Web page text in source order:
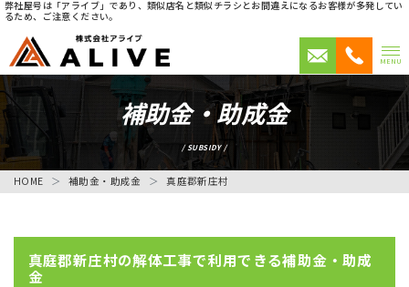
弊社屋号は「アライブ」であり、類似店名と類似チラシとお間違えになるお客様が多発してい
るため、ご注意ください。
MENU
補助金・助成金
/ SUBSIDY /
HOME 補助金・助成金 真庭郡新庄村
真庭郡新庄村の解体工事で利用できる補助金・助成
金